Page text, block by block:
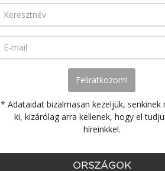
* Adataidat bizalmasan kezeljük, senkinek
ki, kizárólag arra kellenek, hogy el
híreinkkel.
ORSZÁGOK